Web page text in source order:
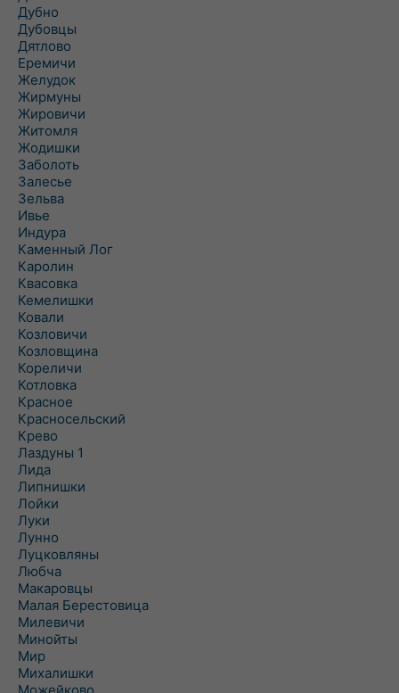
Дубно
Дубовцы
Дятлово
Еремичи
Желудок
Жирмуны
Жировичи
Житомля
Жодишки
Заболоть
Залесье
Зельва
Ивье
Индура
Каменный Лог
Каролин
Квасовка
Кемелишки
Ковали
Козловичи
Козловщина
Кореличи
Котловка
Красное
Красносельский
Крево
Лаздуны 1
Лида
Липнишки
Лойки
Луки
Лунно
Луцковляны
Любча
Макаровцы
Малая Берестовица
Милевичи
Минойты
Мир
Михалишки